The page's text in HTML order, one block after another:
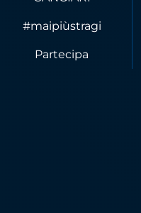
#maipiùstragi
Partecipa